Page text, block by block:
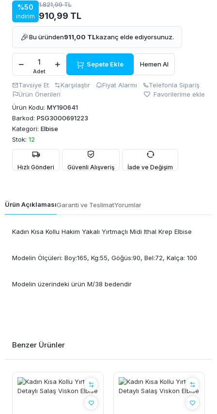
%50
indirim
1.821,99 TL
910,99 TL
🎉Bu üründen911,00 TLkazanç elde ediyorsunuz.
Adet
Sepete Ekle Hemen Al
Tavsiye Et Karşılaştır Fiyat Alarmı
Telefonla Sipariş
Ürün Önerileri
Favorilerime ekle
Ürün Kodu: MY190641
Barkod: PSG3000691223
Kategori: Elbise
Stok: 12
Hızlı Gönderi Güvenli Alışveriş İade ve Değişim
Ürün AçıklamasıGaranti ve TeslimatYorumlar
Kadın Kısa Kollu Hakim Yakalı Yırtmaçlı Midi Ithal Krep Elbise
Modelin Ölçüleri: Boy:165, Kg:55, Göğüs:90, Bel:72, Kalça: 100
Modelin üzerindeki ürün M/38 bedendir
Benzer Ürünler